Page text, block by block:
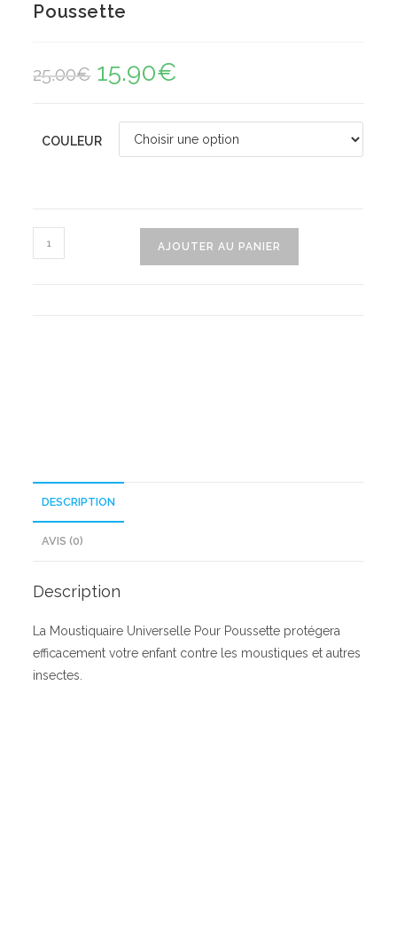
Poussette
25.00€ Le
prix
15.90€
COULEUR
quantité
de
AJOUTER AU PANIER
DESCRIPTION
AVIS (0)
Description
La Moustiquaire Universelle Pour Poussette protégera
efficacement votre enfant contre les moustiques et autres
insectes.